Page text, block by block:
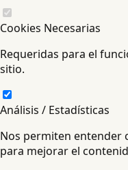
Cookies Necesarias
Requeridas para el
sitio.
Análisis / Estadísticas
Nos permiten entender
para mejorar el